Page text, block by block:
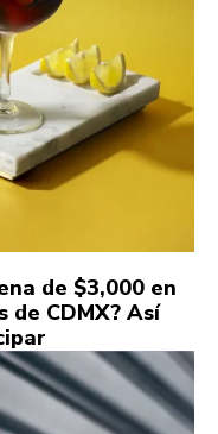
de $3,000 en
CDMX? Así